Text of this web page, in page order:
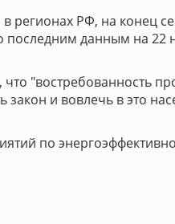
РФ, на конец
последним данным на
что "востребованность
закон и вовлечь в это
по